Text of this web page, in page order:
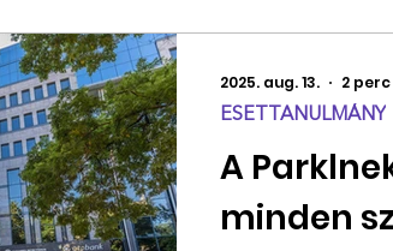
A
minden
ESETTANULMÁNY
2025. aug. 13. 2